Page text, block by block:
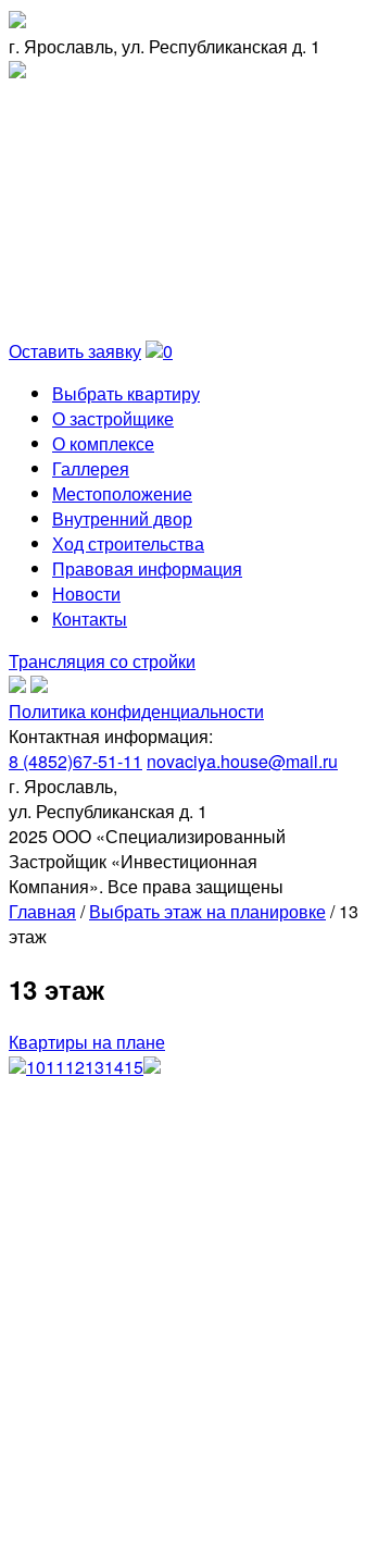
г. Ярославль, ул. Республиканская д. 1
Оставить заявку
0
Выбрать квартиру
О застройщике
О комплексе
Галлерея
Местоположение
Внутренний двор
Ход строительства
Правовая информация
Новости
Контакты
Трансляция со стройки
Политика конфиденциальности
Контактная информация:
8 (4852)67-51-11 novaciya.house@mail.ru
г. Ярославль,
ул. Республиканская д. 1
2025 ООО «Специализированный
Застройщик «Инвестиционная
Компания». Все права защищены
Главная /Выбрать этаж на планировке/13
этаж
13 этаж
Квартиры на плане
101112131415